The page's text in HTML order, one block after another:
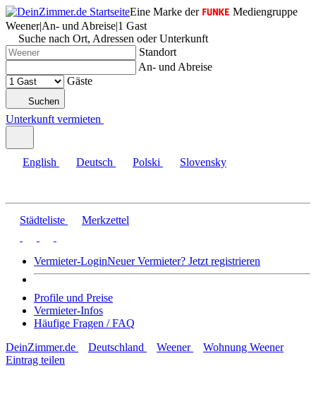
Eine Marke der
Mediengruppe
Weener|An- und Abreise|1 Gast
Suche nach Ort, Adressen oder Unterkunft
Standort
An- und Abreise
Gäste
Suchen
Unterkunft vermieten
English Deutsch Polski Slovensky
Städteliste Merkzettel
Vermieter-LoginNeuer Vermieter? Jetzt registrieren
Profile und Preise
Vermieter-Infos
Häufige Fragen / FAQ
DeinZimmer.de
Deutschland Weener
Wohnung Weener
Eintrag teilen